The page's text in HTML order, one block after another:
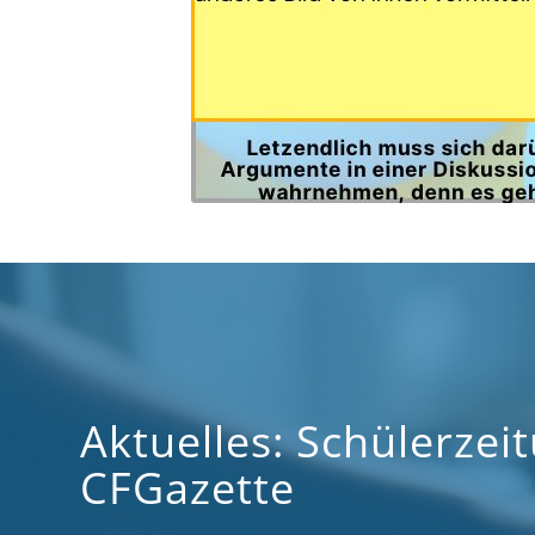
Aktuelles:
CFGazette